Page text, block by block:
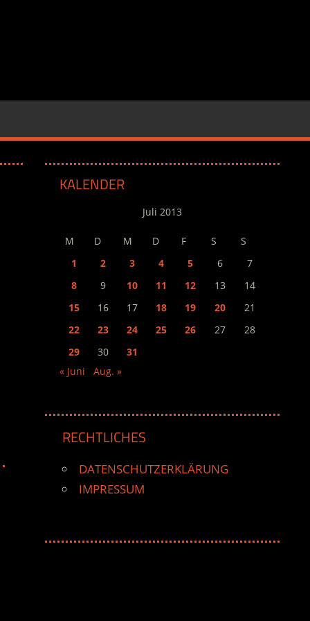
KALENDER
Juli 2013
M D M D F S
S
1
2 3 4 5 6
7
8
9 10 11 12 13
14
15
16 17 18 19 20
21
22
23 24 25 26 27
28
29
30
31
« Juni
Aug. »
RECHTLICHES
DATENSCHUTZERKLÄRUNG
IMPRESSUM